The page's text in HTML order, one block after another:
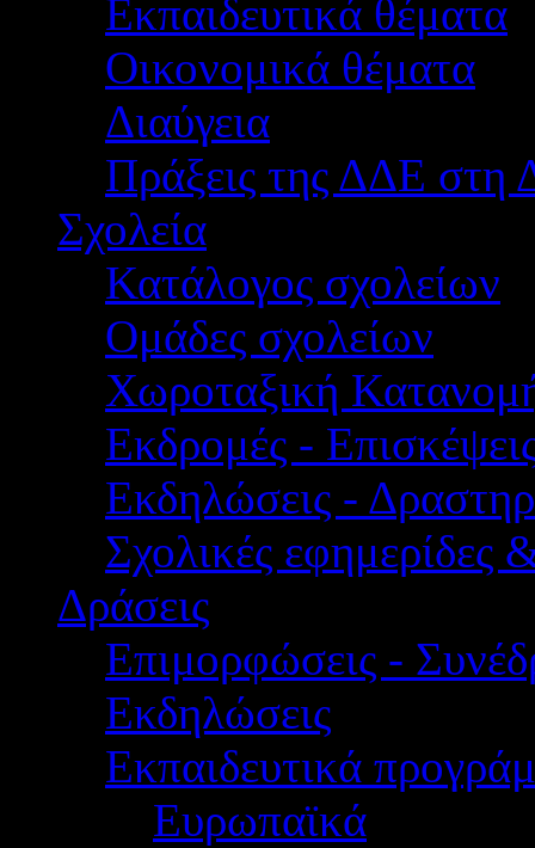
Εκπαιδευτικά θέματα
Οικονομικά θέματα
Διαύγεια
Πράξεις της ΔΔΕ στη
Σχολεία
Κατάλογος σχολείων
Ομάδες σχολείων
Χωροταξική
Εκδρομές -
Εκδηλώσεις -
Σχολικές εφημερίδες
Δράσεις
Επιμορφώσεις -
Εκδηλώσεις
Εκπαιδευτικά
Ευρωπαϊκά